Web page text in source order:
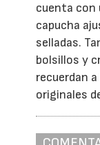
cuenta con
capucha
selladas.
bolsillos y
recuerdan
originales